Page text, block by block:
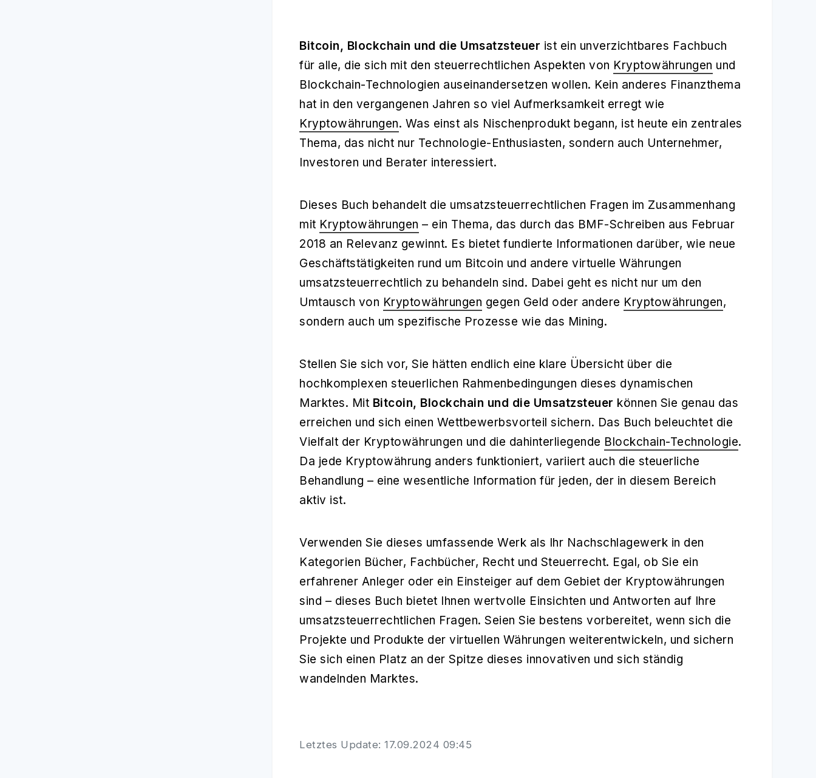
Bitcoin, Blockchain und die Umsatzsteuer ist ein unverzichtbares Fachbuch
für alle, die sich mit den steuerrechtlichen Aspekten von Kryptowährungen und
Blockchain-Technologien auseinandersetzen wollen. Kein anderes Finanzthema
hat in den vergangenen Jahren so viel Aufmerksamkeit erregt wie
Kryptowährungen. Was einst als Nischenprodukt begann, ist heute ein zentrales
Thema, das nicht nur Technologie-Enthusiasten, sondern auch Unternehmer,
Investoren und Berater interessiert.
Dieses Buch behandelt die umsatzsteuerrechtlichen Fragen im Zusammenhang
mit Kryptowährungen – ein Thema, das durch das BMF-Schreiben aus Februar
2018 an Relevanz gewinnt. Es bietet fundierte Informationen darüber, wie neue
Geschäftstätigkeiten rund um Bitcoin und andere virtuelle Währungen
umsatzsteuerrechtlich zu behandeln sind. Dabei geht es nicht nur um den
Umtausch von Kryptowährungen gegen Geld oder andere Kryptowährungen,
sondern auch um spezifische Prozesse wie das Mining.
Stellen Sie sich vor, Sie hätten endlich eine klare Übersicht über die
hochkomplexen steuerlichen Rahmenbedingungen dieses dynamischen
Marktes. Mit Bitcoin, Blockchain und die Umsatzsteuer können Sie genau das
erreichen und sich einen Wettbewerbsvorteil sichern. Das Buch beleuchtet die
Vielfalt der Kryptowährungen und die dahinterliegende Blockchain-Technologie.
Da jede Kryptowährung anders funktioniert, variiert auch die steuerliche
Behandlung – eine wesentliche Information für jeden, der in diesem Bereich
aktiv ist.
Verwenden Sie dieses umfassende Werk als Ihr Nachschlagewerk in den
Kategorien Bücher, Fachbücher, Recht und Steuerrecht. Egal, ob Sie ein
erfahrener Anleger oder ein Einsteiger auf dem Gebiet der Kryptowährungen
sind – dieses Buch bietet Ihnen wertvolle Einsichten und Antworten auf Ihre
umsatzsteuerrechtlichen Fragen. Seien Sie bestens vorbereitet, wenn sich die
Projekte und Produkte der virtuellen Währungen weiterentwickeln, und sichern
Sie sich einen Platz an der Spitze dieses innovativen und sich ständig
wandelnden Marktes.
Letztes Update: 17.09.2024 09:45